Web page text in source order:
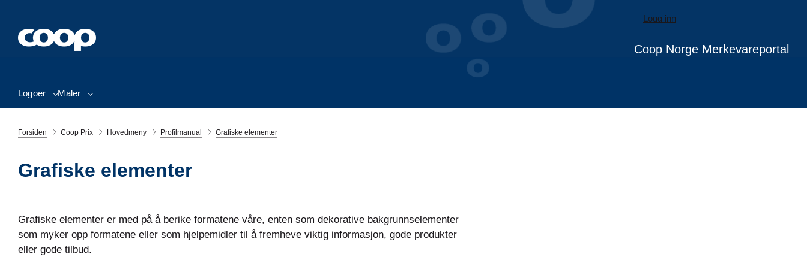
Logg inn
Coop Norge Merkevareportal
Logoer Maler
Forsiden Coop Prix Hovedmeny Profilmanual Grafiske elementer
Grafiske elementer
Grafiske elementer er med på å berike formatene våre, enten som dekorative bakgrunnselementer
som myker opp formatene eller som hjelpemidler til å fremheve viktig informasjon, gode produkter
eller gode tilbud.